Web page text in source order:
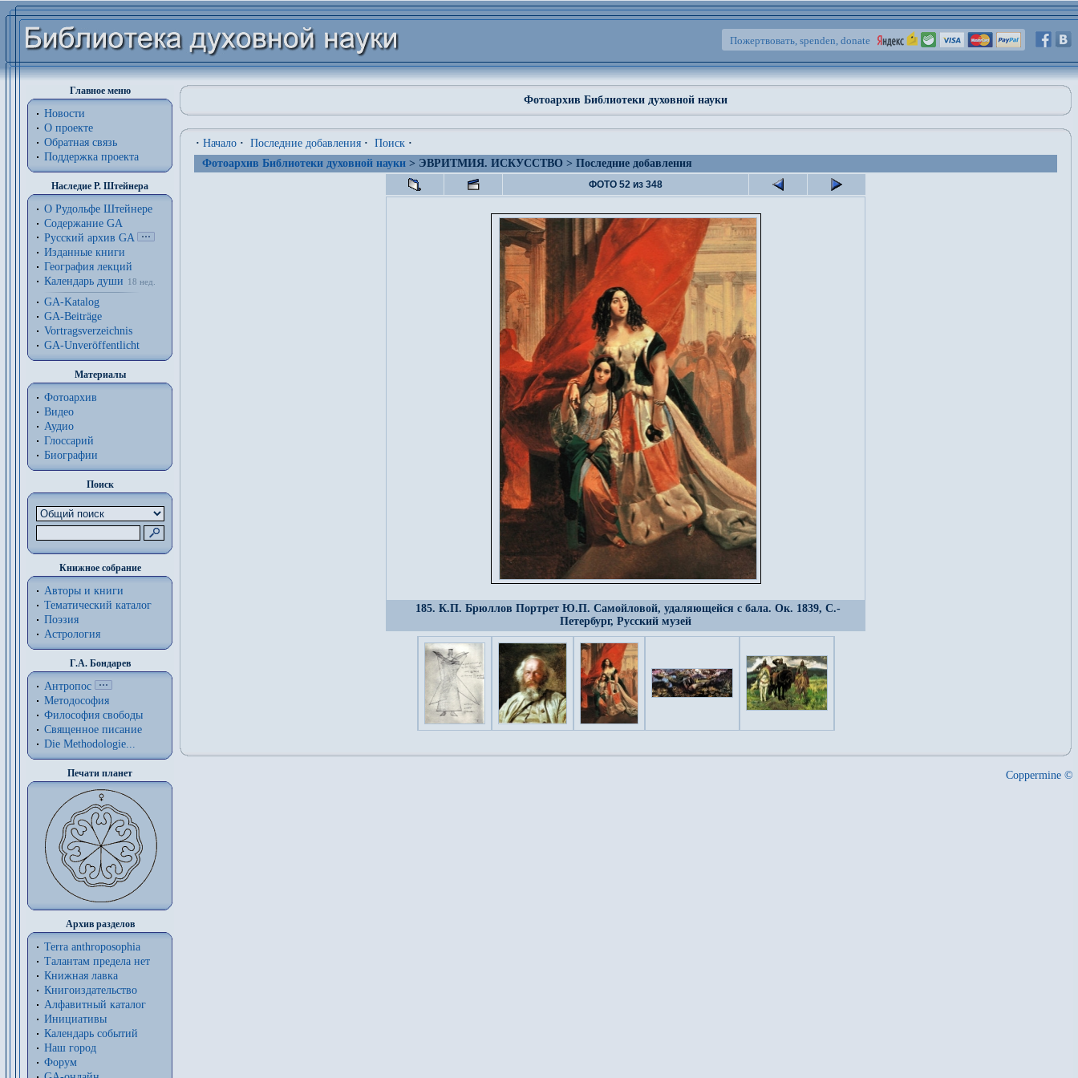
Пожертвовать, spenden, donate
Главное меню
Новости
О проекте
Обратная связь
Поддержка проекта
Наследие Р. Штейнера
О Рудольфе Штейнере
Содержание GA
Русский архив GA
Изданные книги
География лекций
Календарь души
18 нед.
GA-Katalog
GA-Beiträge
Vortragsverzeichnis
GA-Unveröffentlicht
Материалы
Фотоархив
Видео
Аудио
Глоссарий
Биографии
Поиск
Книжное собрание
Авторы и книги
Тематический каталог
Поэзия
Астрология
Г.А. Бондарев
Антропос
Методософия
Философия cвободы
Священное писание
Die Methodologie...
Печати планет
Архив разделов
Terra anthroposophia
Талантам предела нет
Книжная лавка
Книгоиздательство
Алфавитный каталог
Инициативы
Календарь событий
Наш город
Форум
Фотоархив Библиотеки духовной науки
· Начало · Последние добавления · Поиск ·
Фотоархив Библиотеки духовной науки > ЭВРИТМИЯ. ИСКУССТВО > Последние добавления
ФОТО 52 из 348
185. К.П. Брюллов Портрет Ю.П. Самойловой, удаляющейся с бала. Ок. 1839, С.-
Петербург, Русский музей
Coppermine ©